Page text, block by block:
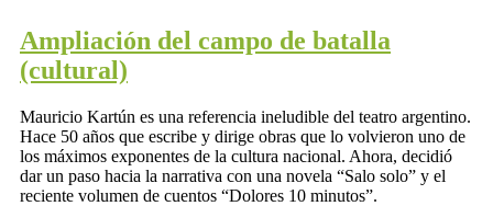
Ampliación del campo de batalla
(cultural)
Mauricio Kartún es una referencia ineludible del teatro argentino.
Hace 50 años que escribe y dirige obras que lo volvieron uno de
los máximos exponentes de la cultura nacional. Ahora, decidió
dar un paso hacia la narrativa con una novela “Salo solo” y el
reciente volumen de cuentos “Dolores 10 minutos”.